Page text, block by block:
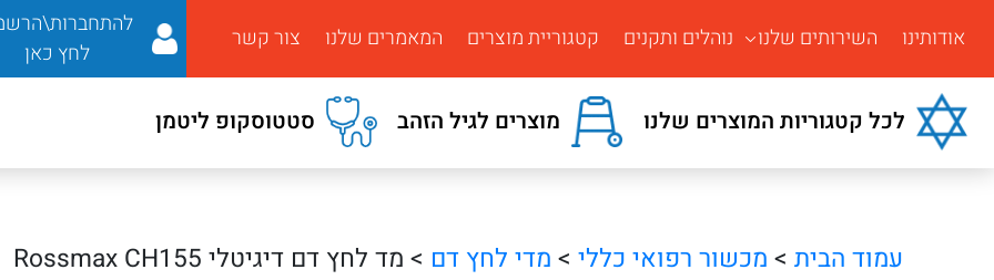
אודותינו השירותים שלנו נוהלים ותקנים קטגוריית מוצרים המאמרים שלנו צור קשר
לחץ כאן
לכל קטגוריות המוצרים שלנו מוצרים לגיל הזהב סטטוסקופ ליטמן
עמוד הבית > מכשור רפואי כללי > מדי לחץ דם > מד לחץ דם דיגיטלי Rossmax CH155